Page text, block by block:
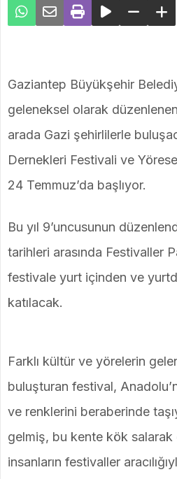
Gaziantep Büyükşehir
geleneksel olarak
arada Gazi şehirlilerle
Dernekleri Festivali ve
24 Temmuz’da başlıyor.
Bu yıl 9’uncusunun
tarihleri arasında Festivaller
festivale yurt içinden ve
katılacak.
Farklı kültür ve yörelerin
buluşturan festival,
ve renklerini beraberinde
gelmiş, bu kente kök salarak
insanların festivaller